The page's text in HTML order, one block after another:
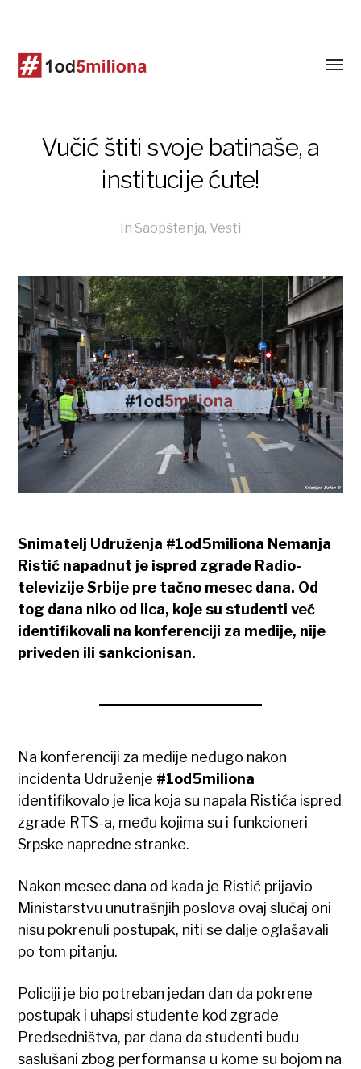
Vučić štiti svoje batinaše, a
institucije ćute!
In Saopštenja, Vesti
Snimatelj Udruženja #1od5miliona Nemanja
Ristić napadnut je ispred zgrade Radio-
televizije Srbije pre tačno mesec dana. Od
tog dana niko od lica, koje su studenti već
identifikovali na konferenciji za medije, nije
priveden ili sankcionisan.
Na konferenciji za medije nedugo nakon
incidenta Udruženje #1od5miliona
identifikovalo je lica koja su napala Ristića ispred
zgrade RTS-a, među kojima su i funkcioneri
Srpske napredne stranke.
Nakon mesec dana od kada je Ristić prijavio
Ministarstvu unutrašnjih poslova ovaj slučaj oni
nisu pokrenuli postupak, niti se dalje oglašavali
po tom pitanju.
Policiji je bio potreban jedan dan da pokrene
postupak i uhapsi studente kod zgrade
Predsedništva, par dana da studenti budu
saslušani zbog performansa u kome su bojom na